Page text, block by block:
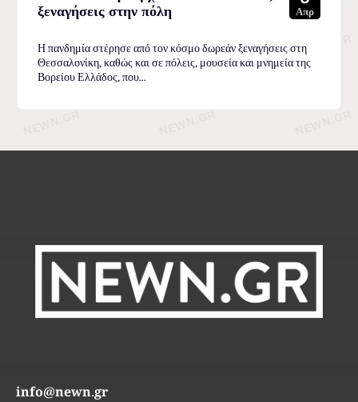
ξεναγήσεις στην πόλη
Απρ
Η πανδημία στέρησε από τον κόσμο δωρεάν ξεναγήσεις στη
Θεσσαλονίκη, καθώς και σε πόλεις, μουσεία και μνημεία της
Βορείου Ελλάδος, που...
info@newn.gr